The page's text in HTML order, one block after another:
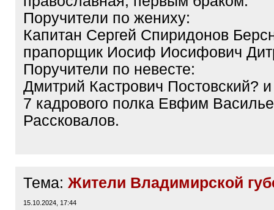
Поручители по жениху:
Капитан Сергей Спиридонов
прапорщик Иосиф Иосифович
Поручители по невесте:
Дмитрий Кастрович Постовский?
7 кадрового полка Евфим
Рассковалов.
Тема: Жители Владимирской
15.10.2024, 17:44